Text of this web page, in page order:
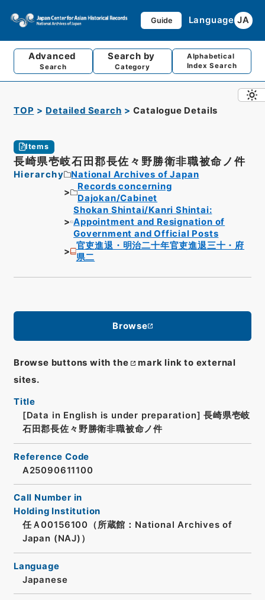
Guide Language JA
Advanced
Search
Search by
Category
Alphabetical
Index Search
TOP Detailed Search Catalogue Details
Items
長崎県壱岐石田郡長佐々野勝衛非職被命ノ件
Hierarchy
National Archives of Japan
Records concerning
Dajokan/Cabinet
Shokan Shintai/Kanri Shintai:
Appointment and Resignation of
Government and Official Posts
官吏進退・明治二十年官吏進退三十・府
県二
Browse
Browse buttons with the
mark link to external
sites.
Title
[Data in English is under preparation] 長崎県壱岐
石田郡長佐々野勝衛非職被命ノ件
Reference Code
A25090611100
Call Number in
Holding Institution
任Ａ00156100（所蔵館：National Archives of
Japan (NAJ)）
Language
Japanese